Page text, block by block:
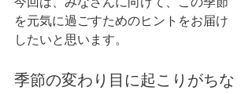
を元気に過ごすためのヒントをお届け
したいと思います。
季節の変わり目に起こりがちな